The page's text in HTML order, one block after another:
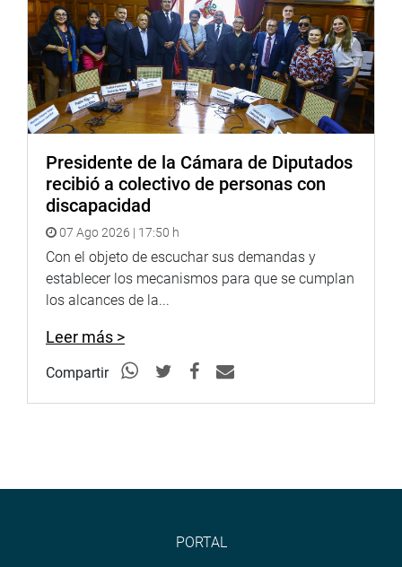
Presidente de la Cámara de Diputados
recibió a colectivo de personas con
discapacidad
07 Ago 2026 | 17:50 h
Con el objeto de escuchar sus demandas y
establecer los mecanismos para que se cumplan
los alcances de la...
Leer más >
Compartir
PORTAL